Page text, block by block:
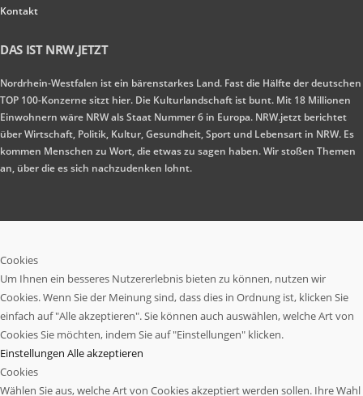
Kontakt
DAS IST NRW.JETZT
Nordrhein-Westfalen ist ein bärenstarkes Land. Fast die Hälfte der deutschen
TOP 100-Konzerne sitzt hier. Die Kulturlandschaft ist bunt. Mit 18 Millionen
Einwohnern wäre NRW als Staat Nummer 6 in Europa. NRW.jetzt berichtet
über Wirtschaft, Politik, Kultur, Gesundheit, Sport und Lebensart in NRW. Es
kommen Menschen zu Wort, die etwas zu sagen haben. Wir stoßen Themen
an, über die es sich nachzudenken lohnt.
Cookies
Um Ihnen ein besseres Nutzererlebnis bieten zu können, nutzen wir
Cookies. Wenn Sie der Meinung sind, dass dies in Ordnung ist, klicken Sie
einfach auf "Alle akzeptieren". Sie können auch auswählen, welche Art von
Cookies Sie möchten, indem Sie auf "Einstellungen" klicken.
Einstellungen Alle akzeptieren
Cookies
Wählen Sie aus, welche Art von Cookies akzeptiert werden sollen. Ihre Wahl